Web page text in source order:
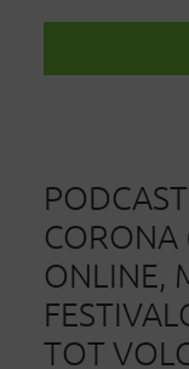
CORONA
ONLINE,
TOT